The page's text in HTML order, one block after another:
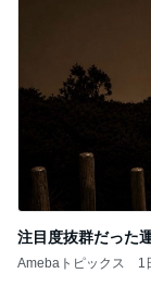
注目度抜群だった
Amebaトピックス 1